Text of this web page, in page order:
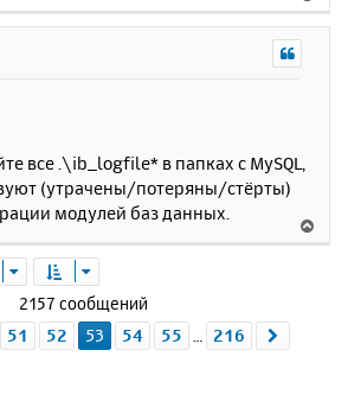
е
все .\ib_logfile* в папках с MySQL,
(утрачены/потеряны/стёрты)
модулей баз данных.
е
2157 сообщений
53из 216
51 52 53 54 55 216